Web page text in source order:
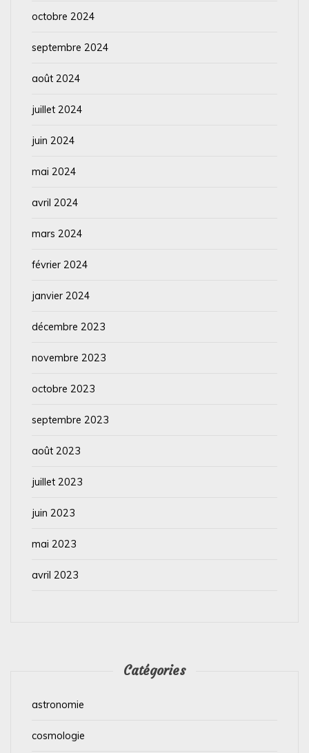
octobre 2024
septembre 2024
août 2024
juillet 2024
juin 2024
mai 2024
avril 2024
mars 2024
février 2024
janvier 2024
décembre 2023
novembre 2023
octobre 2023
septembre 2023
août 2023
juillet 2023
juin 2023
mai 2023
avril 2023
Catégories
astronomie
cosmologie